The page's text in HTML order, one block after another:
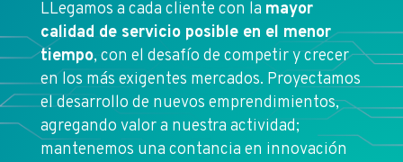
LLegamos a cada cliente con la mayor
calidad de servicio posible en el menor
tiempo, con el desafío de competir y crecer
en los más exigentes mercados. Proyectamos
el desarrollo de nuevos emprendimientos,
agregando valor a nuestra actividad;
mantenemos una contancia en innovación